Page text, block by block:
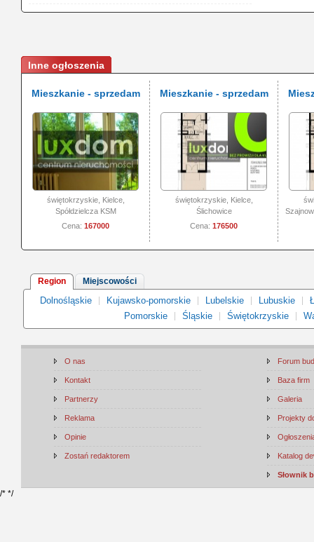
Inne ogłoszenia
Mieszkanie - sprzedam
świętokrzyskie, Kielce,
Spółdzielcza KSM
Cena: 167000
Mieszkanie - sprzedam
świętokrzyskie, Kielce,
Ślichowice
Cena: 176500
Region Miejscowości
Dolnośląskie Kujawsko-pomorskie Lubelskie Lubuskie
Pomorskie
Śląskie Świętokrzyskie
O nas
Kontakt
Partnerzy
Reklama
Opinie
Zostań redaktorem
Forum
Baza firm
Galeria
Projekty
Katalog
Słownik
/* */